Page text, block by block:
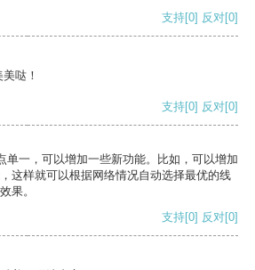
支持[0] 反对[0]
哒！
支持[0] 反对[0]
单一，可以增加一些新功能。比如，可以增加
这样就可以根据网络情况自动选择最优的线
果。
支持[0] 反对[0]